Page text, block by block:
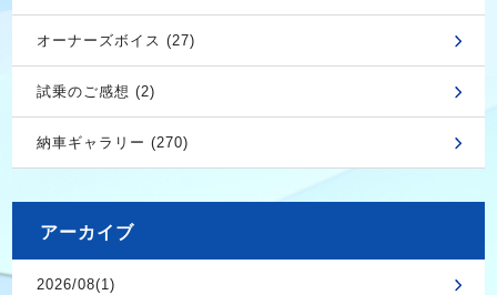
オーナーズボイス (27)
試乗のご感想 (2)
納車ギャラリー (270)
アーカイブ
2026/08(1)